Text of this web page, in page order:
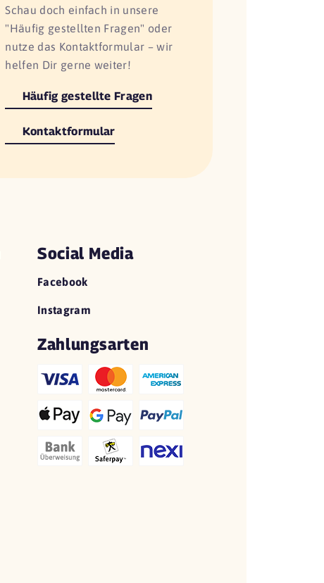
Schau doch einfach in unsere
"Häufig gestellten Fragen" oder
nutze das Kontaktformular – wir
helfen Dir gerne weiter!
Häufig gestellte Fragen
Kontaktformular
Social Media
Facebook
Instagram
Zahlungsarten